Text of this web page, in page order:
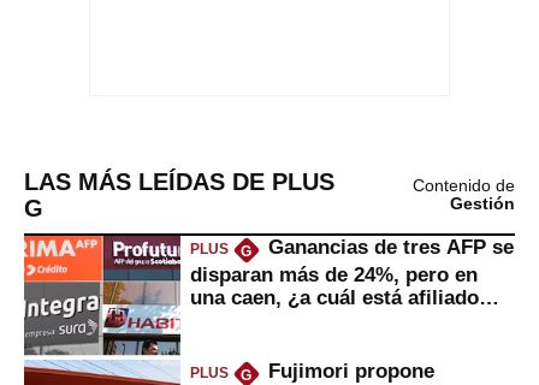
LAS MÁS LEÍDAS DE PLUS
G
Contenido de
Gestión
PLUS G
Ganancias de tres AFP se
disparan más de 24%, pero en
una caen, ¿a cuál está afiliado
PLUS G
Fujimori propone